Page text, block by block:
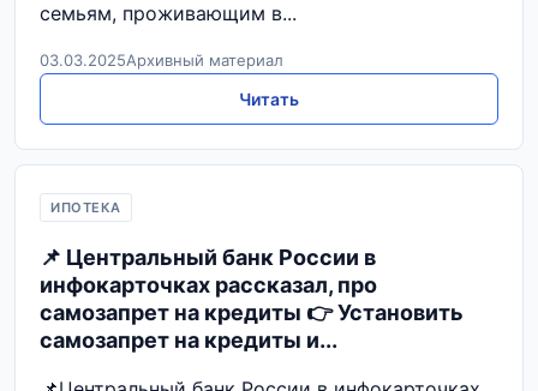
семьям, проживающим в...
03.03.2025Архивный материал
Читать
ИПОТЕКА
📌 Центральный банк России в
инфокарточках рассказал, про
самозапрет на кредиты 👉 Установить
самозапрет на кредиты и...